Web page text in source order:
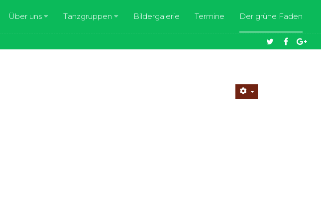
Über uns Tanzgruppen Bildergalerie Termine Der grüne Faden